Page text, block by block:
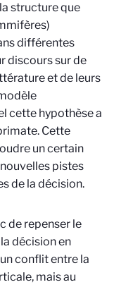
structure que
différentes
discours sur de
et de leurs
cette hypothèse a
Cette
un certain
pistes
de la décision.
de repenser le
décision en
conflit entre la
mais au